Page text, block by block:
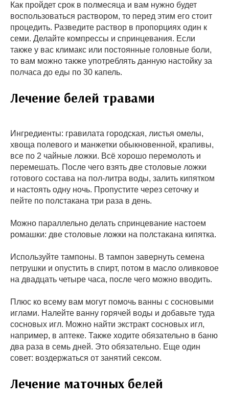
Как пройдет срок в полмесяца и вам нужно будет
воспользоваться раствором, то перед этим его стоит
процедить. Разведите раствор в пропорциях один к
семи. Делайте компрессы и спринцевания. Если
также у вас климакс или постоянные головные боли,
то вам можно также употреблять данную настойку за
полчаса до еды по 30 капель.
Лечение белей травами
Ингредиенты: гравилата городская, листья омелы,
хвоща полевого и манжетки обыкновенной, крапивы,
все по 2 чайные ложки. Всё хорошо перемолоть и
перемешать. После чего взять две столовые ложки
готового состава на пол-литра воды, залить кипятком
и настоять одну ночь. Пропустите через сеточку и
пейте по полстакана три раза в день.
Можно параллельно делать спринцевание настоем
ромашки: две столовые ложки на полстакана кипятка.
Используйте тампоны. В тампон завернуть семена
петрушки и опустить в спирт, потом в масло оливковое
на двадцать четыре часа, после чего можно вводить.
Плюс ко всему вам могут помочь ванны с сосновыми
иглами. Налейте ванну горячей воды и добавьте туда
сосновых игл. Можно найти экстракт сосновых игл,
например, в аптеке. Также ходите обязательно в баню
два раза в семь дней. Это обязательно. Еще один
совет: воздержаться от занятий сексом.
Лечение маточных белей